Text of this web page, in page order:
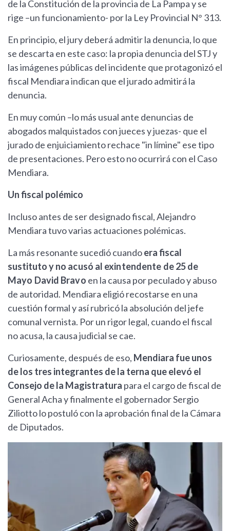
de la Constitución de la provincia de La Pampa y se
rige –un funcionamiento- por la Ley Provincial N° 313.
En principio, el jury deberá admitir la denuncia, lo que
se descarta en este caso: la propia denuncia del STJ y
las imágenes públicas del incidente que protagonizó el
fiscal Mendiara indican que el jurado admitirá la
denuncia.
En muy común –lo más usual ante denuncias de
abogados malquistados con jueces y juezas- que el
jurado de enjuiciamiento rechace "in límine" ese tipo
de presentaciones. Pero esto no ocurrirá con el Caso
Mendiara.
Un fiscal polémico
Incluso antes de ser designado fiscal, Alejandro
Mendiara tuvo varias actuaciones polémicas.
La más resonante sucedió cuandoera fiscal
sustituto yno acusó al exintendente de 25 de
Mayo David Bravo en la causa por peculado y abuso
de autoridad. Mendiara eligió recostarse en una
cuestión formal y así rubricó la absolución del jefe
comunal vernista. Por un rigor legal, cuando el fiscal
no acusa, la causa judicial se cae.
Curiosamente, después de eso, Mendiara fue unos
de los tres integrantes de la terna que elevó el
Consejo de la Magistratura para el cargo de fiscal de
General Acha y finalmente el gobernador Sergio
Ziliotto lo postuló con la aprobación final de la Cámara
de Diputados.